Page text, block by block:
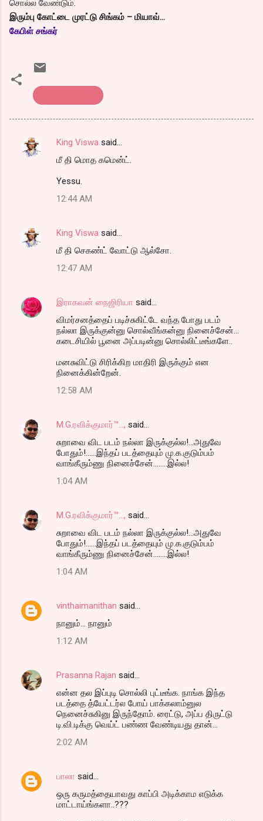
சொல்ல வேண்டும்.
இரும்பு கோட்டை முரட்டு சிங்கம் – மியாவ்…
கேபிள் சங்கர்
C
n
King Viswa said…
மீ தி மொத கமென்ட்.
Yessu.
12:44 AM
King Viswa said…
மீ தி செகண்ட் வோட்டு ஆல்சோ.
12:47 AM
இராகவன் நைஜிரியா said…
விமர்சனத்தைப் படிச்சுகிட்டே வந்த போது படம்
நல்லா இருக்குன்னு சொல்வீங்கன்னு நினைச்சேன்...
கடைசியில் பூனை அப்படின்னு சொல்லிட்டீங்களே..
மனசுவிட்டு சிரிக்கிற மாதிரி இருக்கும் என
நினைக்கின்றேன்.
12:58 AM
M.G.ரவிக்குமார்™..., said…
சுறாவை விட படம் நல்லா இருக்குல்ல!...அதுவே
போதும்!......இந்தப் படத்தையும் மு.க.குடும்பம்
வாங்கீரும்ணு நினைச்சேன்........இல்ல!
1:04 AM
M.G.ரவிக்குமார்™..., said…
சுறாவை விட படம் நல்லா இருக்குல்ல!...அதுவே
போதும்!......இந்தப் படத்தையும் மு.க.குடும்பம்
வாங்கீரும்ணு நினைச்சேன்........இல்ல!
1:04 AM
vinthaimanithan said…
நானும்... நானும்
1:12 AM
Prasanna Rajan said…
என்ன தல இப்புடி சொல்லி புட்டீங்க. நாங்க இந்த
படத்தை த்யேட்டர்ல போய் பாக்கலாம்னுல
நெனைச்சுகினு இருந்தோம். ரைட்டு, அப்ப திருட்டு
டி.வி.டிக்கு வெய்ட் பண்ண வேண்டியது தான்...
2:02 AM
பாலா said…
ஒரு கருமத்தையாவது காப்பி அடிக்காம எடுக்க
மாட்டாய்ங்களா..???